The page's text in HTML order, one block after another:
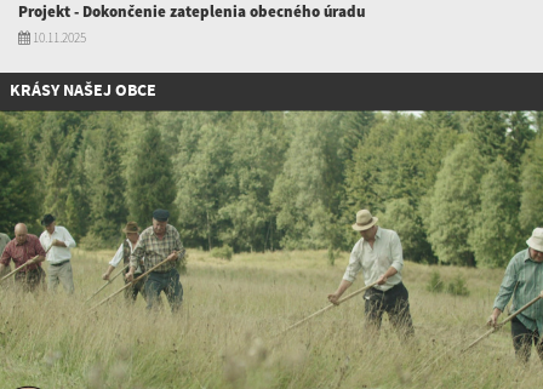
Projekt - Dokončenie zateplenia obecného úradu
10.11.2025
KRÁSY NAŠEJ OBCE